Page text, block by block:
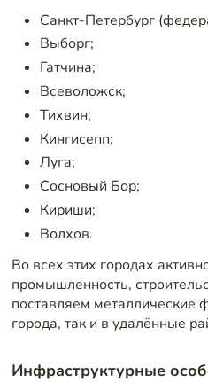
Санкт-Петербург
Выборг;
Гатчина;
Всеволожск;
Тихвин;
Кингисепп;
Луга;
Сосновый Бор;
Кириши;
Волхов.
Во всех этих городах
промышленность,
поставляем металлические
города, так и в удалённые
Инфраструктурные